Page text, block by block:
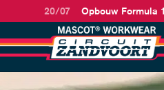
20/07 Opbouw Formula